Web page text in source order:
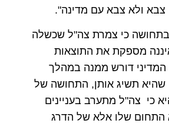
צבא ולא צבא עם מדינה".
בתחושה כי צמרת צה"ל שכשלה
איננה מספקת את התוצאות
דורש ממנה במהלך
תשיג אותן, התחושה של
כי צה"ל מתערב בעניינים
התחום שלו אלא של הדרג